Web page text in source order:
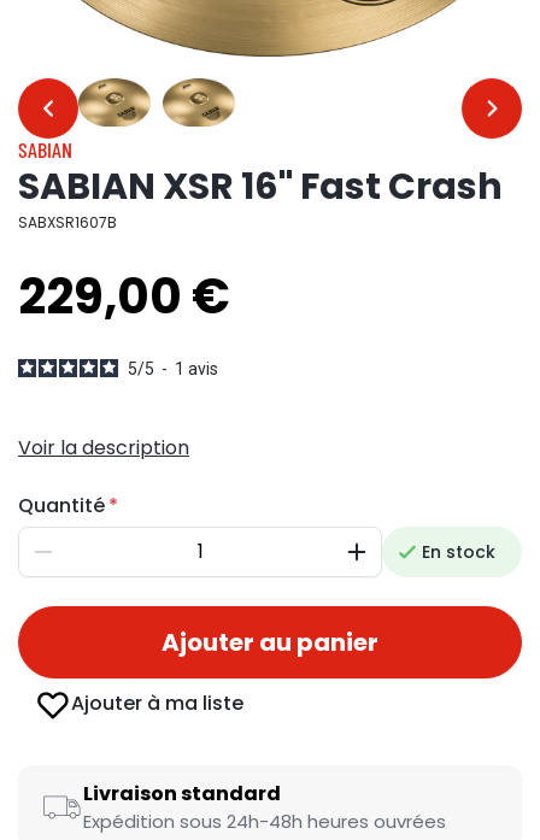
… …
SABIAN
SABIAN XSR 16" Fast Crash
SABXSR1607B
229,00 €
5/5 - 1 avis
Voir la description
Quantité
Diminuer AugmenterEn stock
Ajouter au panier
Ajouter à ma liste
Livraison standard
Expédition sous 24h-48h heures ouvrées